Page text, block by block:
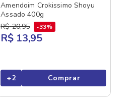
Amendoim Crokissimo Shoyu
Assado 400g
R$ 20,95 33%
R$ 13,95
+2 Comprar